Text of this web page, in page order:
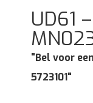
UD61
"Bel voor
5723101"